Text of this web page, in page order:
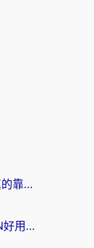
海外党必看：电脑免费VPN回国真的靠谱吗？附实测对比与最优方案指南
海外党必看：ChickCN和腾讯VPN好用吗？3招选对回国加速器，告别地区限制